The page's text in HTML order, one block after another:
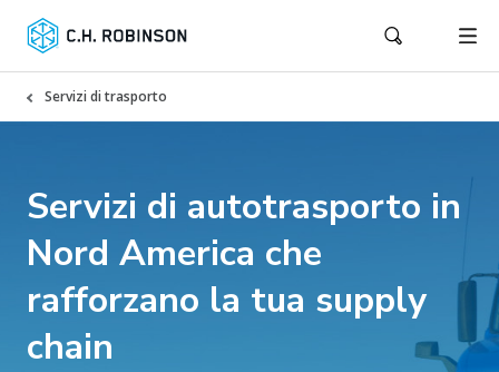
Servizi di trasporto
Servizi di autotrasporto in
Nord America che
rafforzano la tua supply
chain